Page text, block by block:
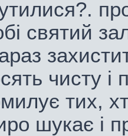
святий
чисту і
тих,
шукає і